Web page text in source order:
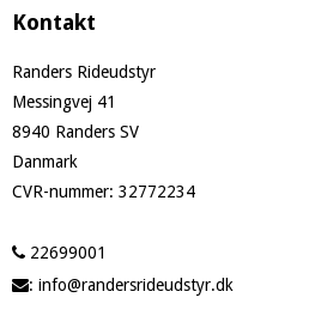
Kontakt
Randers Rideudstyr
Messingvej 41
8940 Randers SV
Danmark
CVR-nummer: 32772234
22699001
: info@randersrideudstyr.dk